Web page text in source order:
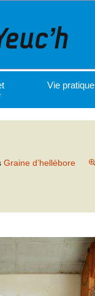
Vie pratique
Graine d’hellébore